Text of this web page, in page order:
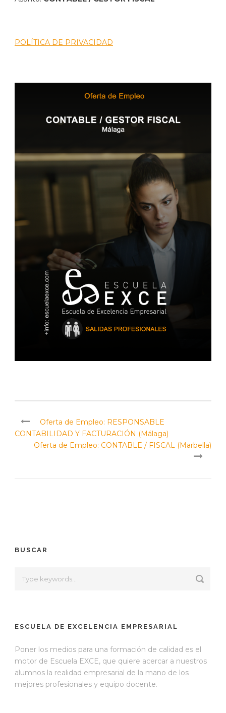
POLÍTICA DE PRIVACIDAD
Oferta de Empleo: RESPONSABLE
CONTABILIDAD Y FACTURACIÓN (Málaga)
Oferta de Empleo: CONTABLE / FISCAL (Marbella)
BUSCAR
ESCUELA DE EXCELENCIA EMPRESARIAL
Poner los medios para una formación de calidad es el
motor de Escuela EXCE, que quiere acercar a nuestros
alumnos la realidad empresarial de la mano de los
mejores profesionales y equipo docente.